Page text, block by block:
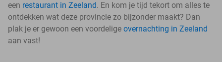
een restaurant in Zeeland. En kom je tijd tekort om alles te
ontdekken wat deze provincie zo bijzonder maakt? Dan
plak je er gewoon een voordelige overnachting in Zeeland
aan vast!